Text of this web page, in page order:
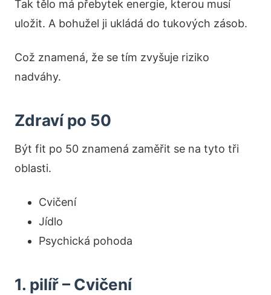
Tak tělo má přebytek energie, kterou musí
uložit. A bohužel ji ukládá do tukových zásob.
Což znamená, že se tím zvyšuje riziko
nadváhy.
Zdraví po 50
Být fit po 50 znamená zaměřit se na tyto tři
oblasti.
Cvičení
Jídlo
Psychická pohoda
1. pilíř – Cvičení